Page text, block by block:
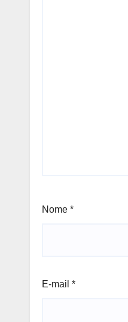
Nome *
E-mail *